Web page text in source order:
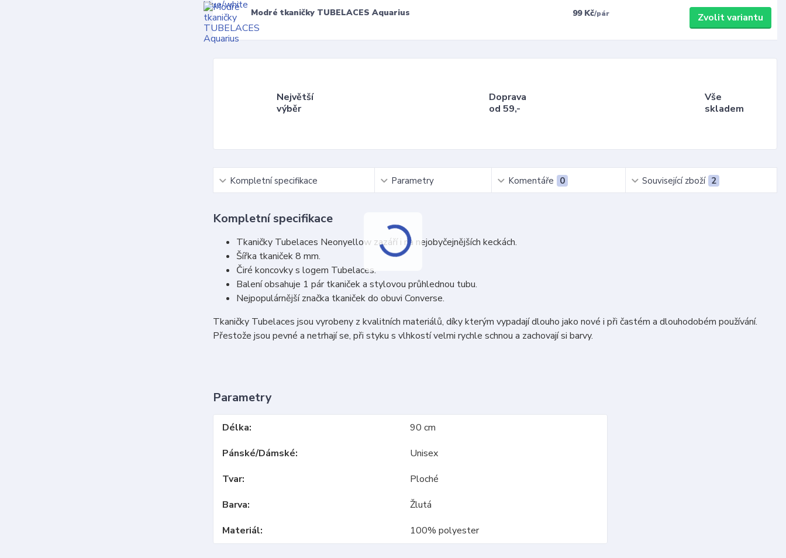
Modré tkaničky TUBELACES Aquarius 99 Kč/pár Zvolit variantu
Největší
výběr
Doprava
od 59,-
Vše
skladem
Kompletní specifikace Parametry Komentáře 0 Související zboží 2
Kompletní specifikace
Tkaničky Tubelaces Neonyellow zazáří i na nejobyčejnějších keckách.
Šířka tkaniček 8 mm.
Čiré koncovky s logem Tubelaces.
Balení obsahuje 1 pár tkaniček a stylovou průhlednou tubu.
Nejpopulárnější značka tkaniček do obuvi Converse.
Tkaničky Tubelaces jsou vyrobeny z kvalitních materiálů, díky kterým vypadají dlouho jako nové i při častém a dlouhodobém používání.
Přestože jsou pevné a netrhají se, při styku s vlhkostí velmi rychle schnou a zachovají si barvy.
Parametry
Délka
90 cm
Pánské/Dámské
Unisex
Tvar
Ploché
Barva
Žlutá
Materiál
100% polyester